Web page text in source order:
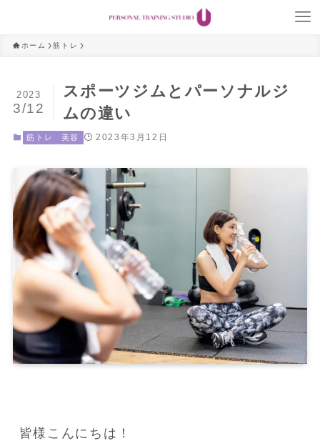
ホーム 筋トレ
スポーツジムとパーソナルジ
ムの違い
2023
3/12
筋トレ 美容 2023年3月12日
皆様こんにちは！